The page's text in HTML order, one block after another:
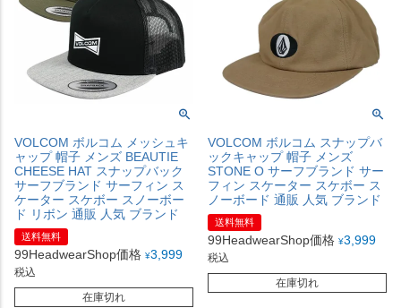
VOLCOM ボルコム メッシュキ
ャップ 帽子 メンズ BEAUTIE
CHEESE HAT スナップバック
サーフブランド サーフィン ス
ケーター スケボー スノーボー
ド リボン 通販 人気 ブランド
送料無料
99HeadwearShop価格 ¥3,999
税込
在庫切れ
VOLCOM ボルコム スナップバ
ックキャップ 帽子 メンズ
STONE O サーフブランド サー
フィン スケーター スケボー ス
ノーボード 通販 人気 ブランド
送料無料
99HeadwearShop価格 ¥3,999
税込
在庫切れ